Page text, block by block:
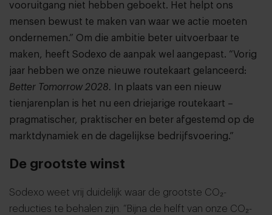
vooruitgang niet hebben geboekt. Het helpt ons
mensen bewust te maken van waar we actie moeten
ondernemen.” Om die ambitie beter uitvoerbaar te
maken, heeft Sodexo de aanpak wel aangepast. “Vorig
jaar hebben we onze nieuwe routekaart gelanceerd:
Better Tomorrow 2028.
In plaats van een nieuw
tienjarenplan is het nu een driejarige routekaart –
pragmatischer, praktischer en beter afgestemd op de
marktdynamiek en de dagelijkse bedrijfsvoering.”
De grootste winst
Sodexo weet vrij duidelijk waar de grootste CO₂-
reducties te behalen zijn. “Bijna de helft van onze CO₂-